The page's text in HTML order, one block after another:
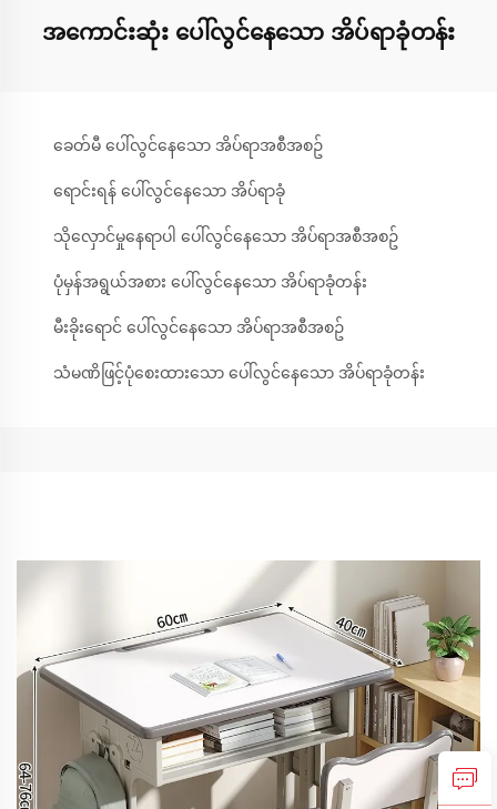
အကောင်းဆုံး ပေါ်လွင်နေသော အိပ်ရာခုံတန်း
ခေတ်မီ ပေါ်လွင်နေသော အိပ်ရာအစီအစဥ်
ရောင်းရန် ပေါ်လွင်နေသော အိပ်ရာခုံ
သိုလှောင်မှုနေရာပါ ပေါ်လွင်နေသော အိပ်ရာအစီအစဥ်
ပုံမှန်အရွယ်အစား ပေါ်လွင်နေသော အိပ်ရာခုံတန်း
မီးခိုးရောင် ပေါ်လွင်နေသော အိပ်ရာအစီအစဥ်
သံမဏိဖြင့်ပုံစေးထားသော ပေါ်လွင်နေသော အိပ်ရာခုံတန်း